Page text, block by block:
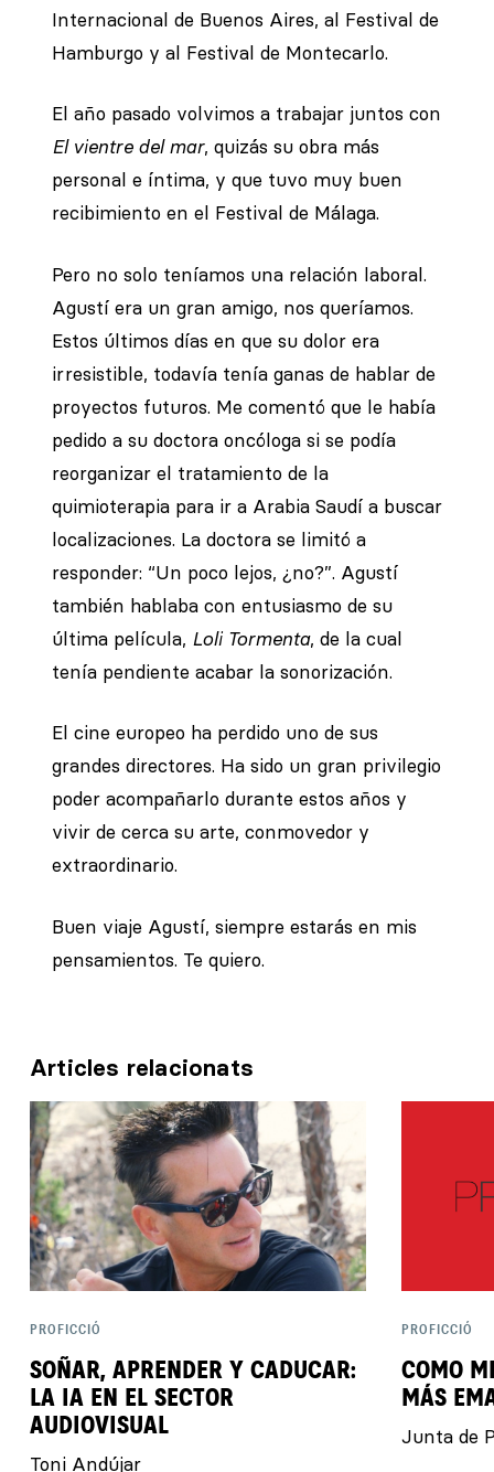
Internacional de Buenos Aires, al Festival de
Hamburgo y al Festival de Montecarlo.
El año pasado volvimos a trabajar juntos con
El vientre del mar, quizás su obra más
personal e íntima, y que tuvo muy buen
recibimiento en el Festival de Málaga.
Pero no solo teníamos una relación laboral.
Agustí era un gran amigo, nos queríamos.
Estos últimos días en que su dolor era
irresistible, todavía tenía ganas de hablar de
proyectos futuros. Me comentó que le había
pedido a su doctora oncóloga si se podía
reorganizar el tratamiento de la
quimioterapia para ir a Arabia Saudí a buscar
localizaciones. La doctora se limitó a
responder: “Un poco lejos, ¿no?”. Agustí
también hablaba con entusiasmo de su
última película, Loli Tormenta, de la cual
tenía pendiente acabar la sonorización.
El cine europeo ha perdido uno de sus
grandes directores. Ha sido un gran privilegio
poder acompañarlo durante estos años y
vivir de cerca su arte, conmovedor y
extraordinario.
Buen viaje Agustí, siempre estarás en mis
pensamientos. Te quiero.
Articles relacionats
PROFICCIÓ
SOÑAR, APRENDER Y CADUCAR:
LA IA EN EL SECTOR
AUDIOVISUAL
Toni Andújar
PROFICCIÓ
COMO
MÁS
Junta de